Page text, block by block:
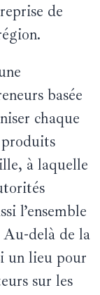
de
basée
chaque
produits
à laquelle
l’ensemble
delà de la
un lieu pour
sur les